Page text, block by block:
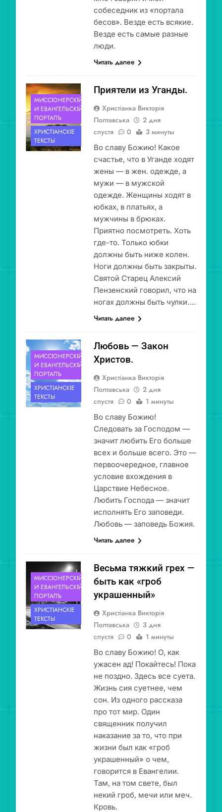
собеседник из «портала
бесов». Везде есть всякие.
Везде есть самые разные
люди.
Читать далее
МИССІОНЕ́РСКІЙ
И ЕВАНГЕ́ЛЬСКІЙ
ПОРТА́ЛЪ
ХРИСТІА́НСКІЕ
ТЕ́КСТЫ
Приятели из Уганды.
Христіанка Викторія
Полтавська
2 дня
спустя
0 3 минуты
Во славу Божию! Какое
счастье, что в Уганде ходят
жены — в жен. одежде, а
мужи — в мужской
одежде. Женщины ходят в
юбках, в платьях, а
мужчины в брюках.
Приятно посмотреть. Хоть
где-то. Только юбки
должны быть ниже колен.
Ноги должны быть закрыты.
Святой Старец Алексий
Пензенский говорил, что на
ногах должны быть чулки….
Читать далее
МИССІОНЕ́РСКІЙ
И ЕВАНГЕ́ЛЬСКІЙ
ПОРТА́ЛЪ
ХРИСТІА́НСКІЕ
ТЕ́КСТЫ
Любовь — Закон
Христов.
Христіанка Викторія
Полтавська
2 дня
спустя
0 1 минуты
Во славу Божию!
Следовать за Господом —
значит любить Его больше
всех и больше всего. Это —
первоочередное, главное
условие вхождения в
Царствие Небесное.
Любить Господа — значит
исполнять Его заповеди.
Любовь — заповедь Божия.
Читать далее
МИССІОНЕ́РСКІЙ
И ЕВАНГЕ́ЛЬСКІЙ
ПОРТА́ЛЪ
ХРИСТІА́НСКІЕ
ТЕ́КСТЫ
Весьма тяжкий грех —
быть как «гроб
украшенный»
Христіанка Викторія
Полтавська
3 дня
спустя
0 1 минуты
Во славу Божию! О, как
ужасен ад! Покайтесь! Пока
не поздно. Здесь все суета.
Жизнь сия суетнее, чем
сон. Из одного рассказа
про тот мир. Один
священник получил
наказание за то, что при
жизни был как «гроб
украшенный» о чем,
говорится в Евангелии.
Там, на том свете, был
некий гроб, мечи или меч.
Кровь.